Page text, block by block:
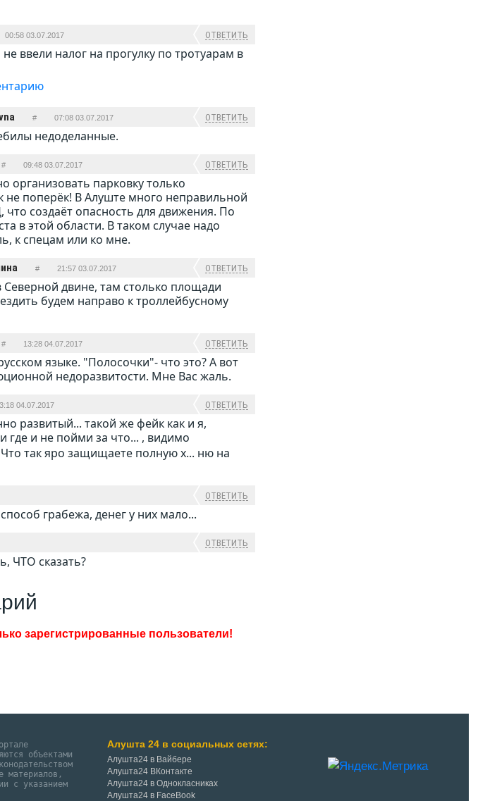
00:58 03.07.2017 ОТВЕТИТЬ
ввели налог на прогулку по тротуарам в
# 07:08 03.07.2017 ОТВЕТИТЬ
недоделанные.
# 09:48 03.07.2017 ОТВЕТИТЬ
организовать парковку только
не поперёк! В Алуште много неправильной
создаёт опасность для движения. По
в этой области. В таком случае надо
к спецам или ко мне.
# 21:57 03.07.2017 ОТВЕТИТЬ
двине, там столько площади
будем направо к троллейбусному
# 13:28 04.07.2017 ОТВЕТИТЬ
языке. "Полосочки"- что это? А вот
недоразвитости. Мне Вас жаль.
04.07.2017 ОТВЕТИТЬ
развитый... такой же фейк как и я,
и не пойми за что... , видимо
так яро защищаете полную х... ню на
ОТВЕТИТЬ
грабежа, денег у них мало...
ОТВЕТИТЬ
ЧТО сказать?
объектами
материалов,
с указанием
Алушта 24 в социальных сетях:
Алушта24 в Вайбере
Алушта24 ВКонтакте
Алушта24 в Однокласниках
Алушта24 в FaceBook